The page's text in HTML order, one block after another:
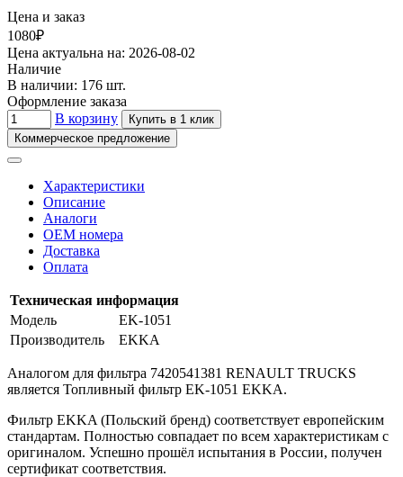
Цена и заказ
1080₽
Цена актуальна на: 2026-08-02
Наличие
В наличии: 176 шт.
Оформление заказа
В корзину
Купить в 1 клик
Коммерческое предложение
Характеристики
Описание
Аналоги
OEM номера
Доставка
Оплата
Техническая информация
Модель
EK-1051
Производитель
EKKA
Аналогом для фильтра 7420541381 RENAULT TRUCKS
является Топливный фильтр EK-1051 EKKA.
Фильтр EKKA (Польский бренд) соответствует европейским
стандартам. Полностью совпадает по всем характеристикам с
оригиналом. Успешно прошёл испытания в России, получен
сертификат соответствия.